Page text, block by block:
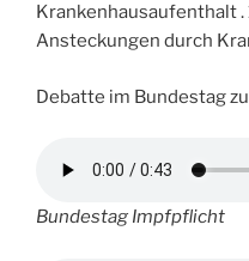
Krankenhausaufenthalt
Ansteckungen durch
Debatte im Bundestag
Bundestag Impfpflicht